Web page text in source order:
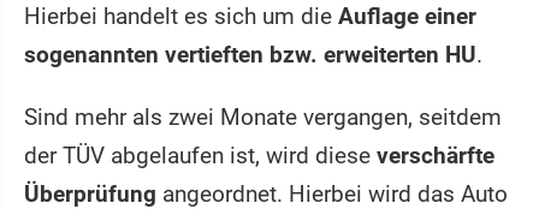
Hierbei handelt es sich um die Auflage einer
sogenannten vertieften bzw. erweiterten HU.
Sind mehr als zwei Monate vergangen, seitdem
der TÜV abgelaufen ist, wird diese verschärfte
Überprüfung angeordnet. Hierbei wird das Auto